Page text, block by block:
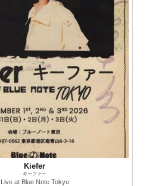
Kiefer
キーファー
Live at Blue Note Tokyo